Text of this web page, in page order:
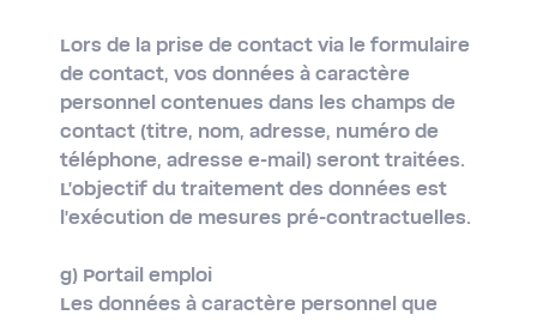
Lors de la prise de contact via le formulaire
de contact, vos données à caractère
personnel contenues dans les champs de
contact (titre, nom, adresse, numéro de
téléphone, adresse e-mail) seront traitées.
L'objectif du traitement des données est
l'exécution de mesures pré-contractuelles.
g) Portail emploi
Les données à caractère personnel que